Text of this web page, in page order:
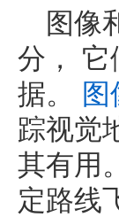
图像
分， 它
据。
图
踪视觉
其有用
定路线